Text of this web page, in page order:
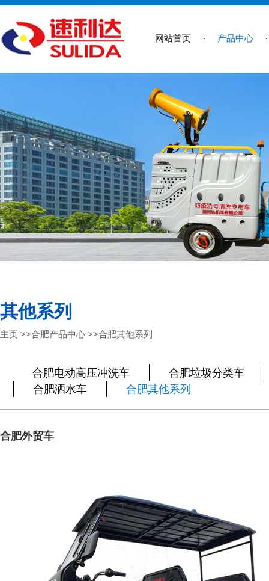
网站首页 产品中心
其他系列
主页 >>合肥产品中心 >>合肥其他系列
合肥电动高压冲洗车
合肥垃圾分类车
合肥洒水车
合肥其他系列
合肥外贸车